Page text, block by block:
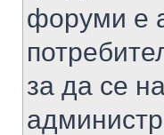
форуми е
за да се